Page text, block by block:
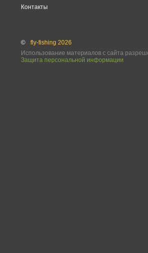
Контакты
©
fly-fishing 2026
Использование материалов с сайта
Защита персональной информации